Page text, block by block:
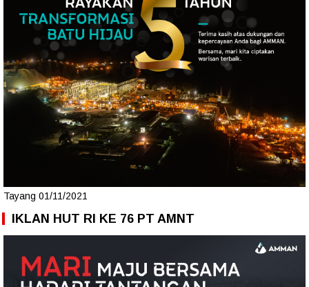
Tayang 01/11/2021
IKLAN HUT RI KE 76 PT AMNT